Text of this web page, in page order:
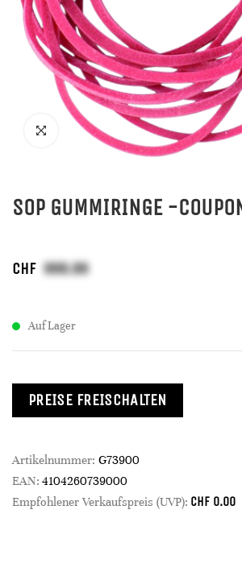
SOP GUMMIRINGE -
CHF
Auf Lager
PREISE FREISCHALTEN
Artikelnummer: G73900
EAN: 4104260739000
Empfohlener Verkaufspreis (UVP): CHF 0.00